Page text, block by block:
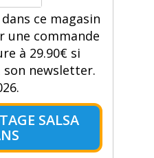
ce magasin
une commande
à 29.90€ si
son newsletter.
SALSA